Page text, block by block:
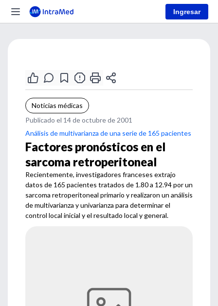
Ingresar
Noticias médicas
Publicado el 14 de octubre de 2001
Análisis de multivarianza de una serie de 165 pacientes
Factores pronósticos en el
sarcoma retroperitoneal
Recientemente, investigadores franceses extrajo
datos de 165 pacientes tratados de 1.80 a 12.94 por un
sarcoma retroperitoneal primario y realizaron un análisis
de multivarianza y univarianza para determinar el
control local inicial y el resultado local y general.